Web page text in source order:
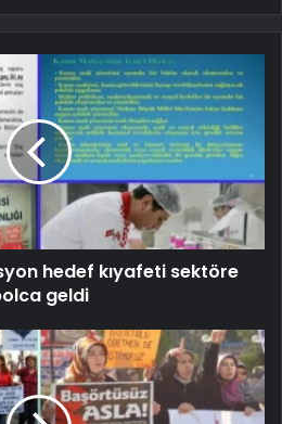
hedef kıyafeti sektöre
geldi